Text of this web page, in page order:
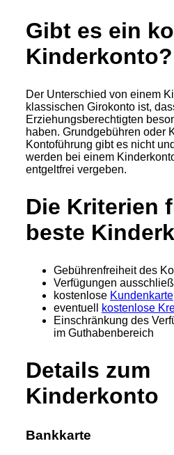
Gibt es ein
Kinderkonto?
Der Unterschied von einem
klassischen Girokonto ist,
Erziehungsberechtigten
haben. Grundgebühren oder
Kontoführung gibt es nicht
werden bei einem
entgeltfrei vergeben.
Die Kriterien
beste
Gebührenfreiheit des
Verfügungen
kostenlose Kundenkarte
eventuell
kostenlose
Einschränkung des
im Guthabenbereich
Details zum
Kinderkonto
Bankkarte